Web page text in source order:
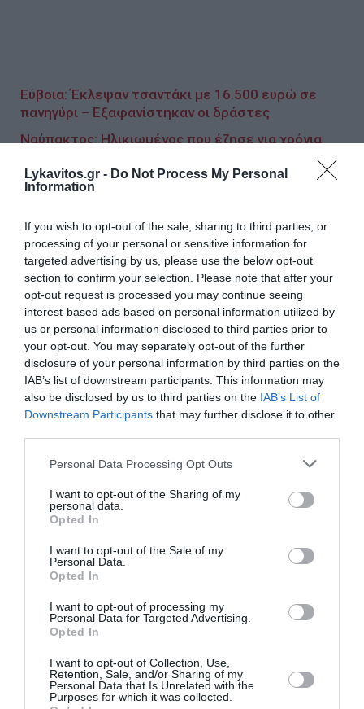
Lykavitos.gr - Do Not Process My Personal
Information
If you wish to opt-out of the sale, sharing to third parties, or
processing of your personal or sensitive information for
targeted advertising by us, please use the below opt-out
section to confirm your selection. Please note that after your
opt-out request is processed you may continue seeing
interest-based ads based on personal information utilized by
us or personal information disclosed to third parties prior to
your opt-out. You may separately opt-out of the further
disclosure of your personal information by third parties on the
IAB’s list of downstream participants. This information may
also be disclosed by us to third parties on the IAB’s List of
Downstream Participants that may further disclose it to other
Please note that this website/app uses one or more Google
not limited to your visit or usage behaviour. You may click to
grant or deny consent to Google and its third-party tags to
use your data for below specified purposes in below Google
consent section.
Personal Data Processing Opt Outs
I want to opt-out of the Sharing of my
personal data.
Opted In
I want to opt-out of the Sale of my
Personal Data.
Opted In
I want to opt-out of processing my
Personal Data for Targeted Advertising.
Opted In
I want to opt-out of Collection, Use,
Retention, Sale, and/or Sharing of my
Personal Data that Is Unrelated with the
Purposes for which it was collected.
Εύβοια: Έκλεψαν τσαντάκι με 16.500 ευρώ σε
πανηγύρι – Εξαφανίστηκαν οι δράστες
Ναύπακτος: Ηλικιωμένος που έζησε για χρόνια
ολοκαίνουργιο ασθενοφόρο
Ταυτοποιήθηκαν πέντε ακόμη άτομα για το
περιστατικό
Ακολουθήστε το Lykavitos.gr
στο Google News
και μάθετε πρώτοι όλες τις
ειδήσεις
Εορτολόγιο: Ποιοι γιορτάζουν σήμερα
Το σχέδιο για την προστασία και ανάδειξη του
Ραμνούντος στο Γραμματικό (Photos)
Λατινοπούλου: «Η τρομακτική εισβολή στη Θέουτα
Voucher για smartphones: Το ποσό, οι συσκευές, οι
δικαιούχοι και η διαδικασία